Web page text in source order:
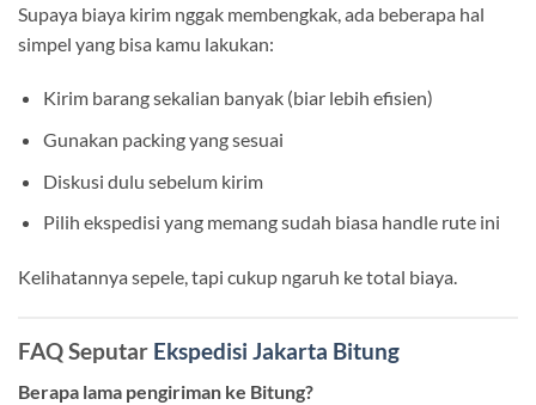
Supaya biaya kirim nggak membengkak, ada beberapa hal
simpel yang bisa kamu lakukan:
Kirim barang sekalian banyak (biar lebih efisien)
Gunakan packing yang sesuai
Diskusi dulu sebelum kirim
Pilih ekspedisi yang memang sudah biasa handle rute ini
Kelihatannya sepele, tapi cukup ngaruh ke total biaya.
FAQ Seputar Ekspedisi Jakarta Bitung
Berapa lama pengiriman ke Bitung?